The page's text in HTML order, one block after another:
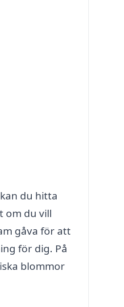
du hitta
om du vill
gåva för att
för dig. På
blommor